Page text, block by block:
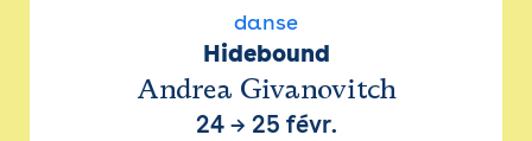
danse
Hidebound
Andrea Givanovitch
24→ 25 févr.